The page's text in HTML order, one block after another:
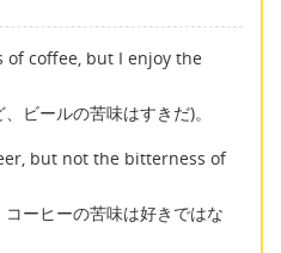
coffee, but I enjoy the
ビールの苦味はすきだ)。
but not the bitterness of
ーヒーの苦味は好きではな